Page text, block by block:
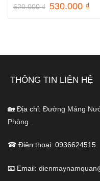
620.000₫ Giá
530.000 ₫Giá
THÔNG TIN LIÊN HỆ
🏡 Địa chỉ: Đường Máng
Phòng.
☎ Điện thoại: 0936624515
📧 Email: